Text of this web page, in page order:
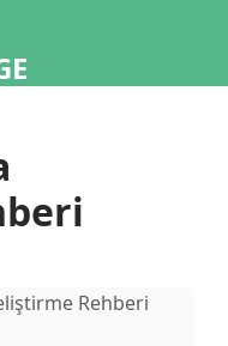
Rehberi